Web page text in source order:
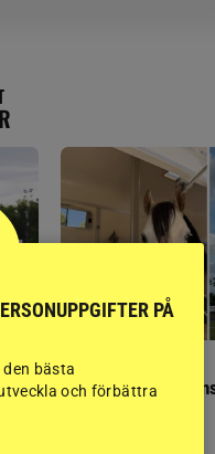
GÄSTBLOGGEN
Så gick det på
PÅ
bästa
och förbättra